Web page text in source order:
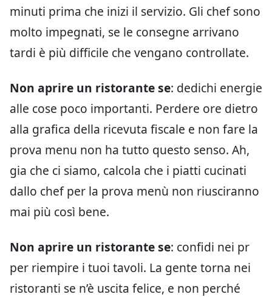
minuti prima che inizi il servizio. Gli chef sono
molto impegnati, se le consegne arrivano
tardi è più difficile che vengano controllate.
Non aprire un ristorante se: dedichi energie
alle cose poco importanti. Perdere ore dietro
alla grafica della ricevuta fiscale e non fare la
prova menu non ha tutto questo senso. Ah,
gia che ci siamo, calcola che i piatti cucinati
dallo chef per la prova menù non riusciranno
mai più così bene.
Non aprire un ristorante se: confidi nei pr
per riempire i tuoi tavoli. La gente torna nei
ristoranti se n’è uscita felice, e non perché